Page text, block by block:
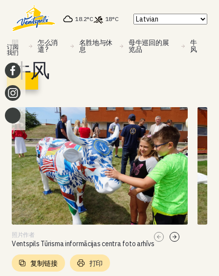
18.2°C 18°C
開
始
怎么消
遣 ?
名胜地与休
息
母牛巡回的展
览品
牛
风
牛风
照片作者
Ventspils Tūrisma informācijas centra foto arhīvs
复制链接 打印
订阅
我们